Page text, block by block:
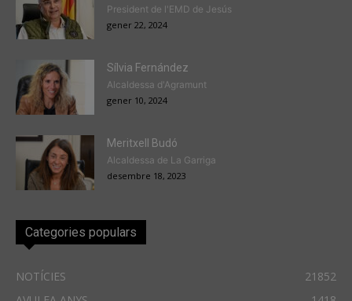
President de l'EMD de Jesús
gener 22, 2024
Sílvia Fernández
Alcaldessa d'Agramunt
gener 10, 2024
Meritxell Budó
Alcaldessa de La Garriga
desembre 18, 2023
Categories populars
NOTÍCIES
21852